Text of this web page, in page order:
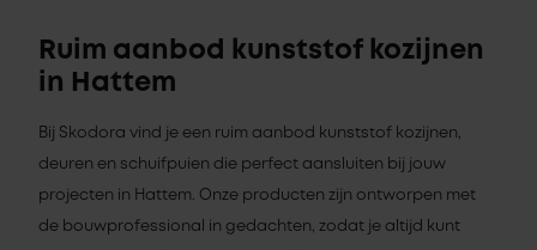
Ruim aanbod kunststof kozijnen
in Hattem
Bij Skodora vind je een ruim aanbod kunststof kozijnen,
deuren en schuifpuien die perfect aansluiten bij jouw
projecten in Hattem. Onze producten zijn ontworpen met
de bouwprofessional in gedachten, zodat je altijd kunt